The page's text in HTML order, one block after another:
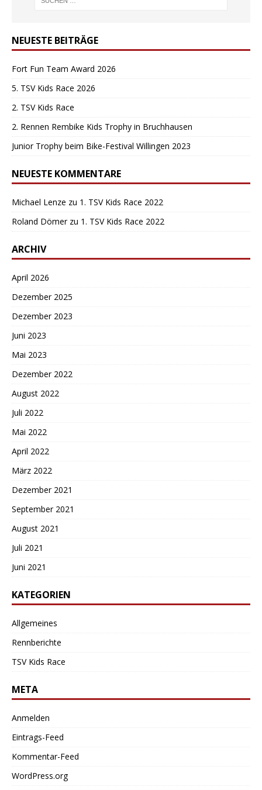
NEUESTE BEITRÄGE
Fort Fun Team Award 2026
5. TSV Kids Race 2026
2. TSV Kids Race
2. Rennen Rembike Kids Trophy in Bruchhausen
Junior Trophy beim Bike-Festival Willingen 2023
NEUESTE KOMMENTARE
Michael Lenze zu 1. TSV Kids Race 2022
Roland Dömerzu 1. TSV Kids Race 2022
ARCHIV
April 2026
Dezember 2025
Dezember 2023
Juni 2023
Mai 2023
Dezember 2022
August 2022
Juli 2022
Mai 2022
April 2022
März 2022
Dezember 2021
September 2021
August 2021
Juli 2021
Juni 2021
KATEGORIEN
Allgemeines
Rennberichte
TSV Kids Race
META
Anmelden
Eintrags-Feed
Kommentar-Feed
WordPress.org